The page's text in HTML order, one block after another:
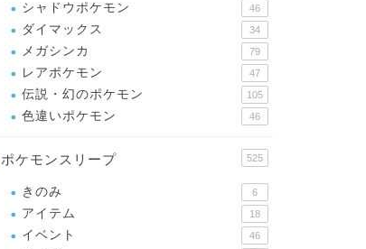
シャドウポケモン 46
ダイマックス 34
メガシンカ 79
レアポケモン 47
伝説・幻のポケモン 105
色違いポケモン 46
ポケモンスリープ 525
きのみ 6
アイテム 18
イベント 46